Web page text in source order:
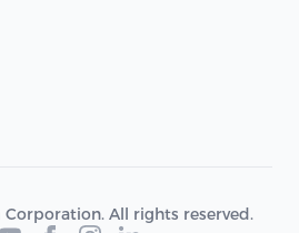
Corporation. All rights reserved.